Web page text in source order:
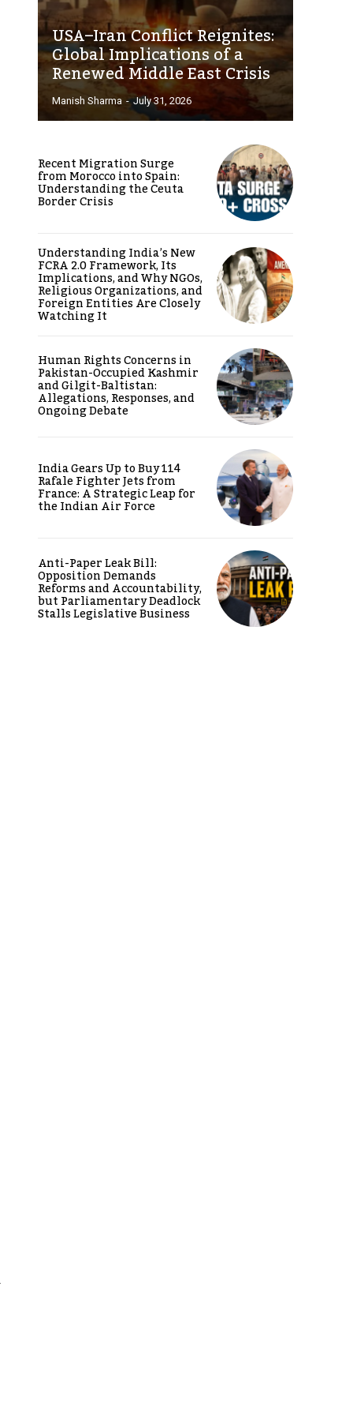
USA–Iran Conflict Reignites:
Global Implications of a
Renewed Middle East Crisis
Manish Sharma - July 31, 2026
Recent Migration Surge
from Morocco into Spain:
Understanding the Ceuta
Border Crisis
Understanding India’s New
FCRA 2.0 Framework, Its
Implications, and Why NGOs,
Religious Organizations, and
Foreign Entities Are Closely
Watching It
Human Rights Concerns in
Pakistan-Occupied Kashmir
and Gilgit-Baltistan:
Allegations, Responses, and
Ongoing Debate
India Gears Up to Buy 114
Rafale Fighter Jets from
France: A Strategic Leap for
the Indian Air Force
Anti-Paper Leak Bill:
Opposition Demands
Reforms and Accountability,
but Parliamentary Deadlock
Stalls Legislative Business